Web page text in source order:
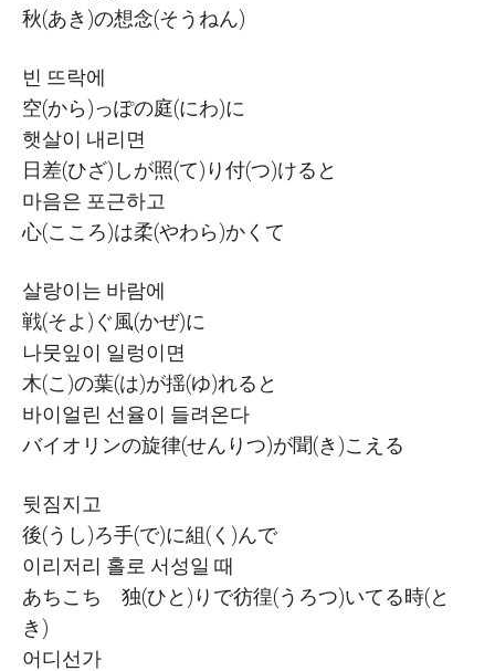
秋(あき )の想念(そうねん)
빈 뜨락에
空(から)っぽの庭(にわ)に
햇살이 내리면
日差(ひざ) しが照(て) り付(つ)けると
마음은 포근하고
心(こころ)は柔(やわら)かくて
살랑이는 바람에
戦(そよ ) ぐ風(かぜ)に
나뭇잎이 일렁이면
木(こ )の葉(は)が揺(ゆ)れると
바이얼린 선율이 들려온다
バイオリンの旋律(せんりつ)が聞(き )こえる
뒷짐지고
後(うし)ろ手(で)に組(く )んで
이리저리 홀로 서성일 때
あちこち
独(ひと ) りで彷徨(うろつ)いてる時(と
き )
어디선가